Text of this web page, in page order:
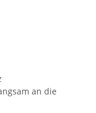
an die